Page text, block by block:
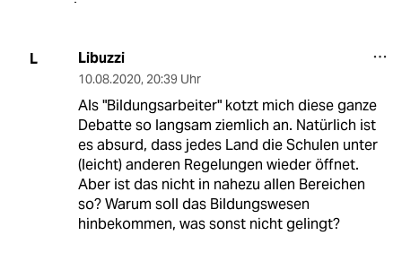
L Libuzzi
10.08.2020, 20:39 Uhr
Als "Bildungsarbeiter" kotzt mich diese ganze
Debatte so langsam ziemlich an. Natürlich ist
es absurd, dass jedes Land die Schulen unter
(leicht) anderen Regelungen wieder öffnet.
Aber ist das nicht in nahezu allen Bereichen
so? Warum soll das Bildungswesen
hinbekommen, was sonst nicht gelingt?